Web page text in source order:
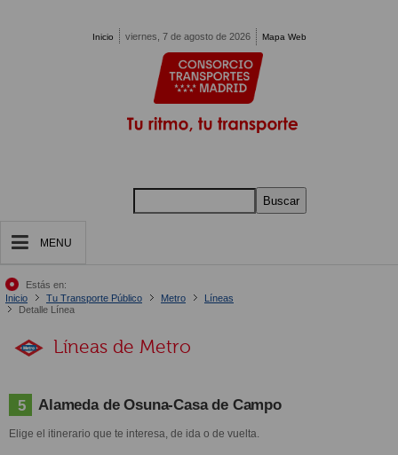
Inicio viernes, 7 de agosto de 2026 Mapa Web
Buscar
MENU
Estás en:
Inicio
Tu Transporte Público Metro
Líneas
Detalle Línea
Líneas de Metro
5 Alameda de Osuna-Casa de Campo
Elige el itinerario que te interesa, de ida o de vuelta.